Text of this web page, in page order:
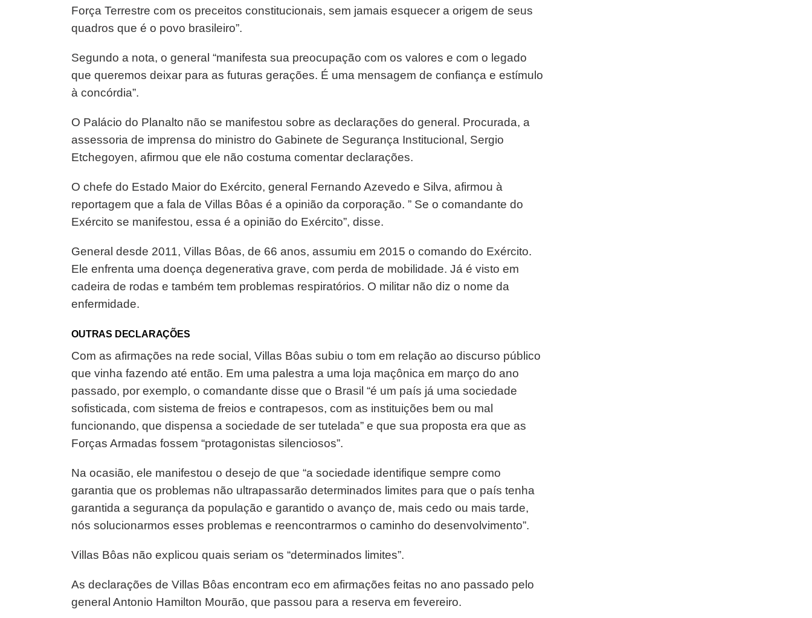
Força Terrestre com os preceitos constitucionais, sem jamais esquecer a origem de seus
quadros que é o povo brasileiro”.
Segundo a nota, o general “manifesta sua preocupação com os valores e com o legado
que queremos deixar para as futuras gerações. É uma mensagem de confiança e estímulo
à concórdia”.
O Palácio do Planalto não se manifestou sobre as declarações do general. Procurada, a
assessoria de imprensa do ministro do Gabinete de Segurança Institucional, Sergio
Etchegoyen, afirmou que ele não costuma comentar declarações.
O chefe do Estado Maior do Exército, general Fernando Azevedo e Silva, afirmou à
reportagem que a fala de Villas Bôas é a opinião da corporação. ” Se o comandante do
Exército se manifestou, essa é a opinião do Exército”, disse.
General desde 2011, Villas Bôas, de 66 anos, assumiu em 2015 o comando do Exército.
Ele enfrenta uma doença degenerativa grave, com perda de mobilidade. Já é visto em
cadeira de rodas e também tem problemas respiratórios. O militar não diz o nome da
enfermidade.
OUTRAS DECLARAÇÕES
Com as afirmações na rede social, Villas Bôas subiu o tom em relação ao discurso público
que vinha fazendo até então. Em uma palestra a uma loja maçônica em março do ano
passado, por exemplo, o comandante disse que o Brasil “é um país já uma sociedade
sofisticada, com sistema de freios e contrapesos, com as instituições bem ou mal
funcionando, que dispensa a sociedade de ser tutelada” e que sua proposta era que as
Forças Armadas fossem “protagonistas silenciosos”.
Na ocasião, ele manifestou o desejo de que “a sociedade identifique sempre como
garantia que os problemas não ultrapassarão determinados limites para que o país tenha
garantida a segurança da população e garantido o avanço de, mais cedo ou mais tarde,
nós solucionarmos esses problemas e reencontrarmos o caminho do desenvolvimento”.
Villas Bôas não explicou quais seriam os “determinados limites”.
As declarações de Villas Bôas encontram eco em afirmações feitas no ano passado pelo
general Antonio Hamilton Mourão, que passou para a reserva em fevereiro.